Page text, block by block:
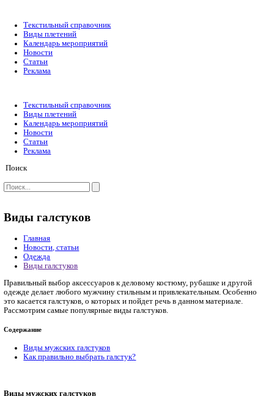
Текстильный справочник
Виды плетений
Календарь мероприятий
Новости
Статьи
Текстильный справочник
Виды плетений
Календарь мероприятий
Реклама
Виды галстуков
Главная
Новости, статьи
Виды галстуков
Правильный выбор аксессуаров к деловому костюму,
Рассмотрим самые популярные виды галстуков.